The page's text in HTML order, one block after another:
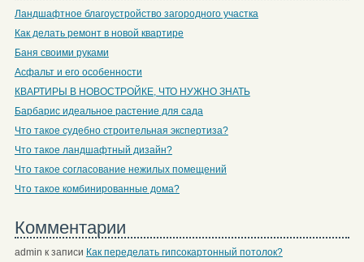
Ландшафтное благоустройство загородного участка
Как делать ремонт в новой квартире
Баня своими руками
Асфальт и его особенности
КВАРТИРЫ В НОВОСТРОЙКЕ, ЧТО НУЖНО ЗНАТЬ
Барбарис идеальное растение для сада
Что такое судебно строительная экспертиза?
Что такое ландшафтный дизайн?
Что такое согласование нежилых помещений
Что такое комбинированные дома?
Комментарии
admin к записи Как переделать гипсокартонный потолок?